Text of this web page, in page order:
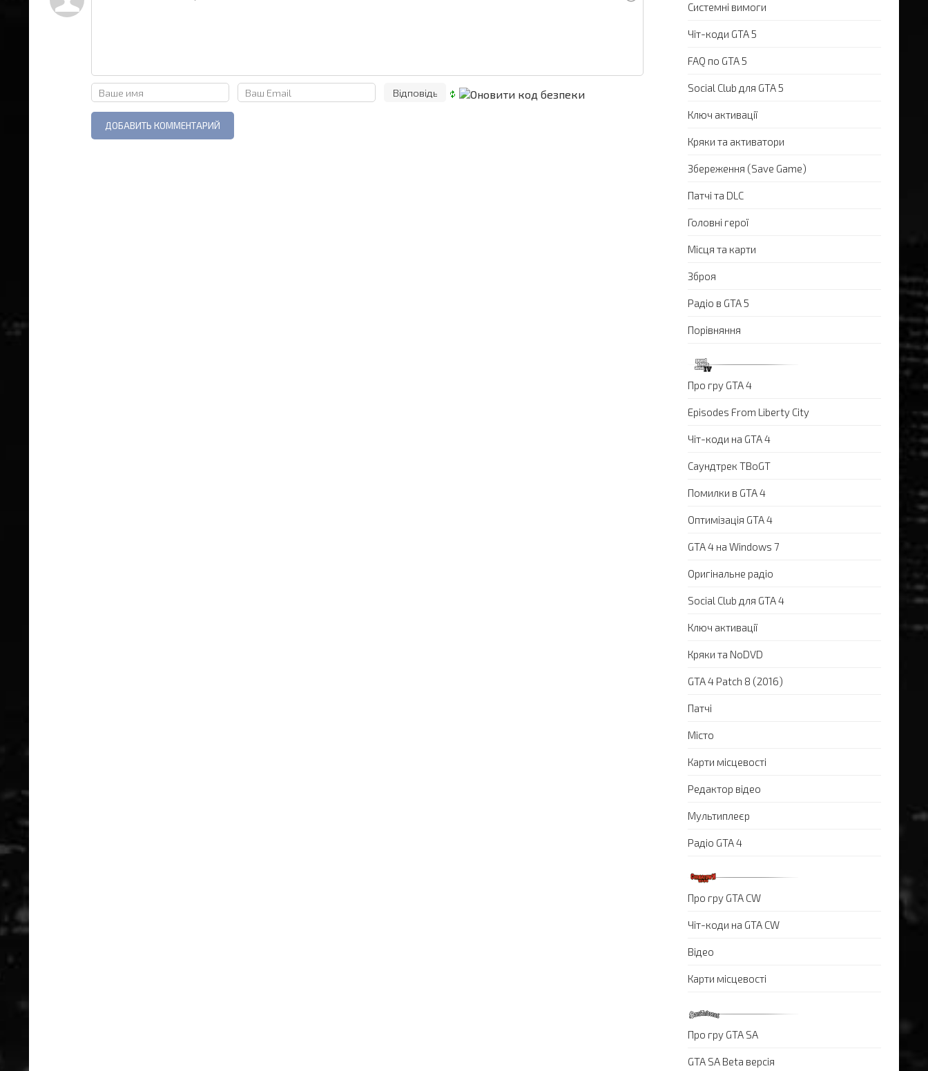
Системні вимоги
Чіт-коди GTA 5
FAQ по GTA 5
Social Club для GTA 5
Ключ активації
Кряки та активатори
Збереження (Save Game)
Патчі та DLC
Головні герої
Місця та карти
Зброя
Радіо в GTA 5
Порівняння
Про гру GTA 4
Episodes From Liberty City
Чіт-коди на GTA 4
Саундтрек TBoGT
Помилки в GTA 4
Оптимізація GTA 4
GTA 4 на Windows 7
Оригінальне радіо
Social Club для GTA 4
Ключ активації
Кряки та NoDVD
GTA 4 Patch 8 (2016)
Патчі
Місто
Карти місцевості
Редактор відео
Мультиплеєр
Радіо GTA 4
Про гру GTA CW
Чіт-коди на GTA CW
Відео
Карти місцевості
Про гру GTA SA
GTA SA Beta версія